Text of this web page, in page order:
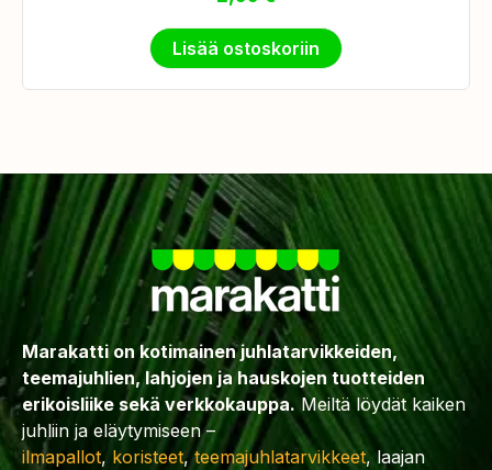
Lisää ostoskoriin
Marakatti on kotimainen juhlatarvikkeiden,
teemajuhlien, lahjojen ja hauskojen tuotteiden
erikoisliike sekä verkkokauppa. Meiltä löydät kaiken
juhliin ja eläytymiseen –
ilmapallot, koristeet,teemajuhlatarvikkeet, laajan